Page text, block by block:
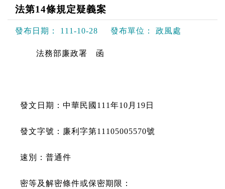
法第14條規定疑義案
發布日期： 111-10-28 發布單位： 政風處
法務部廉政署 函
發文日期：中華民國111年10月19日
發文字號：廉利字第11105005570號
速別：普通件
密等及解密條件或保密期限：